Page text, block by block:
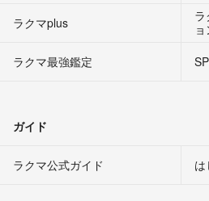
ラクマplus
ラクマ最強鑑定
ガイド
ラクマ公式ガイド